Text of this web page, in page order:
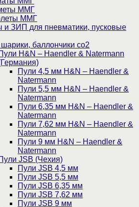
ММГ
ММГ
и ЗИП для пневматики, пусковые
баллончики со2
H&N – Haendler & Natermann
Пули 4,5 мм H&N – Haendler &
Natermann
Пули 5,5 мм H&N – Haendler &
Natermann
Пули 6,35 мм H&N – Haendler &
Natermann
Пули 7,62 мм H&N – Haendler &
Natermann
Пули 9 мм H&N – Haendler &
Natermann
JSB (Чехия)
Пули JSB 4,5 мм
Пули JSB 5,5 мм
Пули JSB 6,35 мм
Пули JSB 7,62 мм
Пули JSB 9 мм